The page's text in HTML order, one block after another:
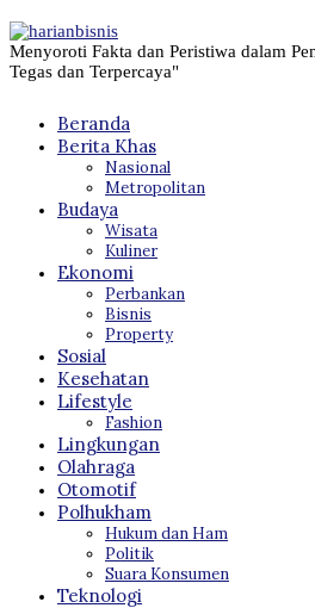
Menyoroti Fakta dan Peristiwa dalam
Tegas dan Terpercaya"
Beranda
Berita Khas
Nasional
Metropolitan
Budaya
Wisata
Kuliner
Ekonomi
Perbankan
Bisnis
Property
Sosial
Kesehatan
Lifestyle
Fashion
Lingkungan
Olahraga
Otomotif
Polhukham
Hukum dan Ham
Politik
Suara Konsumen
Teknologi